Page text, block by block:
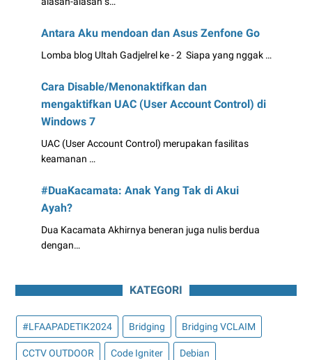
Antara Aku mendoan dan Asus Zenfone Go
Lomba blog Ultah Gadjelrel ke - 2 Siapa yang nggak …
Cara Disable/Menonaktifkan dan
mengaktifkan UAC (User Account Control) di
Windows 7
UAC (User Account Control) merupakan fasilitas
keamanan …
#DuaKacamata: Anak Yang Tak di Akui
Ayah?
Dua Kacamata Akhirnya beneran juga nulis berdua
dengan…
KATEGORI
#LFAAPADETIK2024 Bridging Bridging VCLAIM
CCTV OUTDOOR Code Igniter Debian